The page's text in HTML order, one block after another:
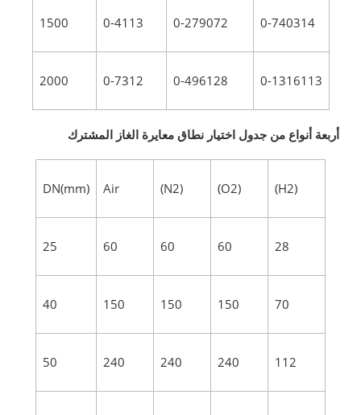
1500 0-4113 0-279072 0-740314
2000 0-7312 0-496128 0-1316113
أربعة أنواع من جدول اختيار نطاق معايرة الغاز المشترك
DN(mm) Air (N2) (O2) (H2)
25 60 60 60 28
40 150 150 150 70
50 240 240 240 112